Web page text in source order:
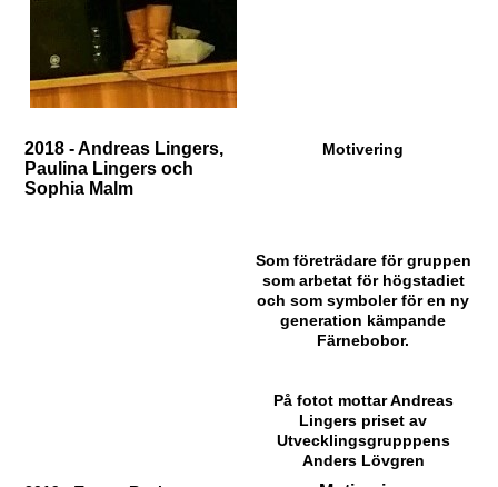
2018 - Andreas Lingers,
Paulina Lingers och
Sophia Malm
Motivering
Som företrädare för gruppen
som arbetat för högstadiet
och som symboler för en ny
generation kämpande
Färnebobor.
På fotot mottar Andreas
Lingers priset av
Utvecklingsgrupppens
Anders Lövgren